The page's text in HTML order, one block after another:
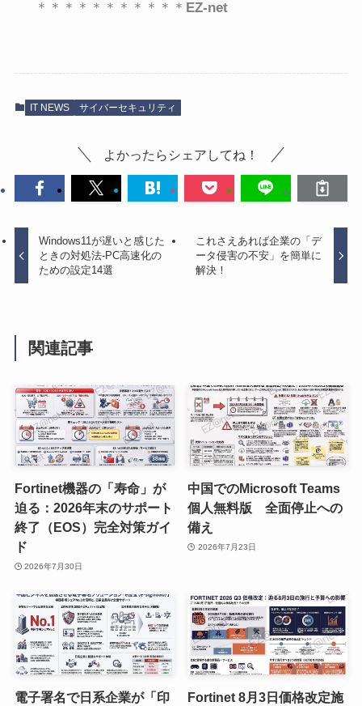
＊＊＊＊＊＊＊＊＊＊＊ EZ-net
IT NEWS サイバーセキュリティ
よかったらシェアしてね！
Windows11が遅いと感じた
ときの対処法-PC高速化の
ための設定14選
これさえあれば企業の「デ
ータ侵害の不安」を簡単に
解決！
関連記事
Fortinet機器の「寿命」が
迫る：2026年末のサポート
終了（EOS）完全対策ガイ
ド
2026年7月30日
中国でのMicrosoft Teams
個人無料版 全面停止への
備え
2026年7月23日
電子署名で日系企業が「印
Fortinet 8月3日価格改定施